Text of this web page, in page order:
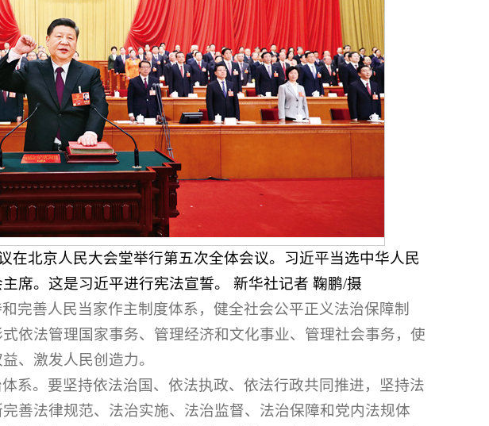
在北京人民大会堂举行第五次全体会议。习近平当选中华人民
席。这是习近平进行宪法宣誓。 新华社记者 鞠鹏/摄
完善人民当家作主制度体系，健全社会公平正义法治保障制
依法管理国家事务、管理经济和文化事业、管理社会事务，使
、激发人民创造力。
系。要坚持依法治国、依法执政、依法行政共同推进，坚持法
善法律规范、法治实施、法治监督、法治保障和党内法规体